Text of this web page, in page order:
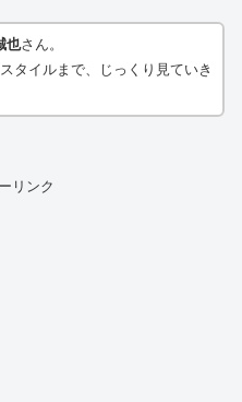
也さん。
タイルまで、じっくり見ていき
リンク